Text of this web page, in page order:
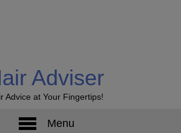
Adviser
Advice at Your Fingertips!
Menu